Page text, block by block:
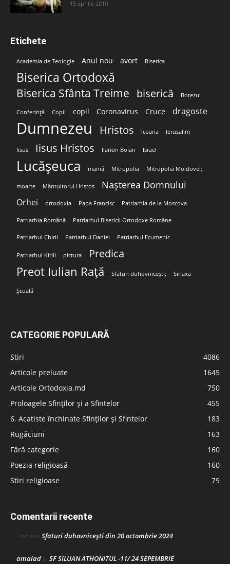
15 aprilie 2010
Etichete
Academia de Teologie Anul nou avort Biserica
Biserica Ortodoxă
Biserica Sfânta Treime biserică Botezul
Conferință Copii copil Coronavirus Cruce dragoste
Dumnezeu Hristos Icoana Ierusalim
Iisus Iisus Hristos Ilarion Boian Israel
Lucășeuca mamă Mitropolia Mitropolia Moldovei;
moarte Mântuitorul Hristos Nașterea Domnului
Orhei ortodoxia Papa Francisc Patriarhia de la Moscova
Patriarhia Română Patriarhul Bisericii Ortodoxe Române
Patriarhul Chiril Patriarhul Daniel Patriarhul Ecumenic
Patriarhul Kirill pictura Predica
Preot Iulian Rață Sfaturi duhovnicești; Sinaxa
Școală
CATEGORIE POPULARĂ
Stiri
4086
Articole preluate
1645
Articole Ortodoxia.md
750
Proloagele Sfinților și a Sfintelor
455
6. Acatiste închinate Sfinților și Sfintelor
183
Rugăciuni
163
Fără categorie
160
Poezia religioasă
160
Stiri religioase
79
Comentarii recente
Doina la Sfaturi duhovnicești din 20 octombrie 2024
amalad la SF SILUAN ATHONITUL -11/ 24 SEPEMBRIE